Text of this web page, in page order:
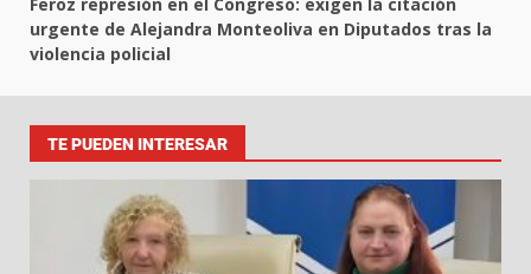
Feroz represión en el Congreso: exigen la citación
urgente de Alejandra Monteoliva en Diputados tras la
violencia policial
TE PUEDEN INTERESAR